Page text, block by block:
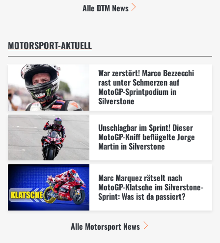
Alle DTM News
MOTORSPORT-AKTUELL
War zerstört! Marco Bezzecchi
rast unter Schmerzen auf
MotoGP-Sprintpodium in
Silverstone
Unschlagbar im Sprint! Dieser
MotoGP-Kniff beflügelte Jorge
Martin in Silverstone
Marc Marquez rätselt nach
MotoGP-Klatsche im Silverstone-
Sprint: Was ist da passiert?
Alle Motorsport News